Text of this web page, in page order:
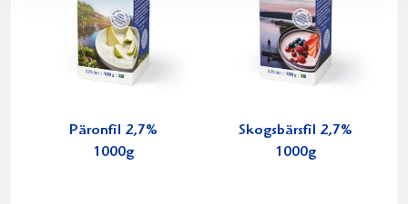
Päronfil 2,7%
1000g
Skogsbärsfil 2,7%
1000g